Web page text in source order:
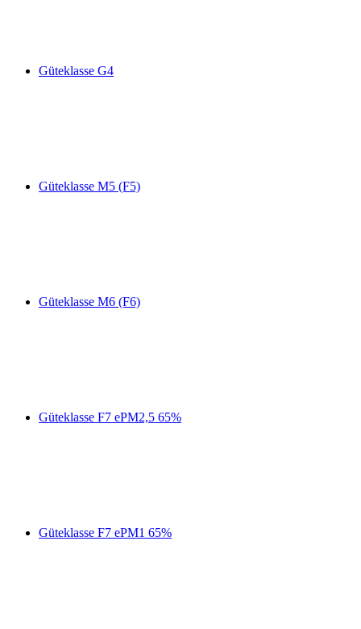
Güteklasse G4
Güteklasse M5 (F5)
Güteklasse M6 (F6)
Güteklasse F7 ePM2,5 65%
Güteklasse F7 ePM1 65%